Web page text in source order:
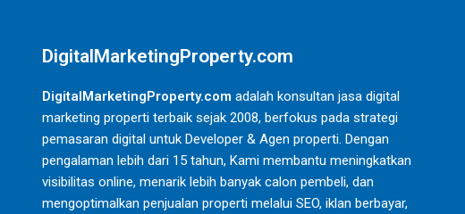
DigitalMarketingProperty.com
DigitalMarketingProperty.com adalah konsultan jasa digital
marketing properti terbaik sejak 2008, berfokus pada strategi
pemasaran digital untuk Developer & Agen properti. Dengan
pengalaman lebih dari 15 tahun, Kami membantu meningkatkan
visibilitas online, menarik lebih banyak calon pembeli, dan
mengoptimalkan penjualan properti melalui SEO, iklan berbayar,